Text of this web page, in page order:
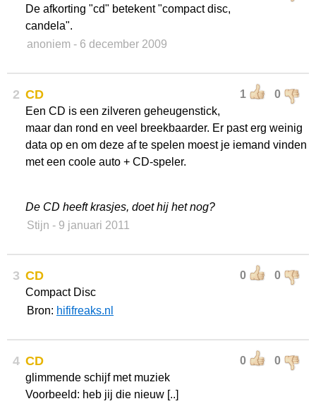
De afkorting "cd" betekent "compact disc,
candela".
anoniem - 6 december 2009
2 1 0
CD
Een CD is een zilveren geheugenstick,
maar dan rond en veel breekbaarder. Er past erg weinig
data op en om deze af te spelen moest je iemand vinden
met een coole auto + CD-speler.
De CD heeft krasjes, doet hij het nog?
Stijn - 9 januari 2011
3 0 0
CD
Compact Disc
Bron: hififreaks.nl
4 0 0
CD
glimmende schijf met muziek
Voorbeeld: heb jij die nieuw [..]